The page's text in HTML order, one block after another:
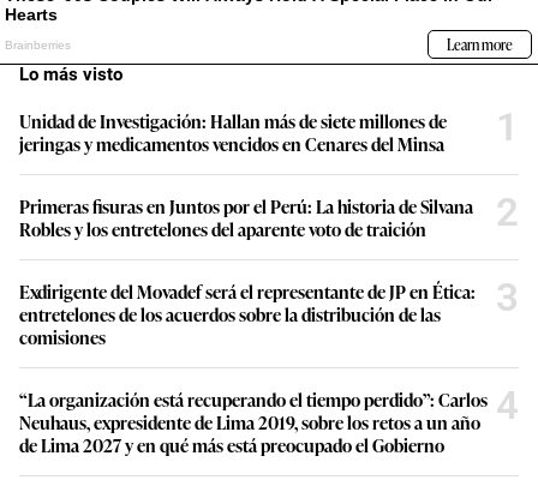
Lo más visto
Unidad de Investigación: Hallan más de siete millones de
jeringas y medicamentos vencidos en Cenares del Minsa
1
Primeras fisuras en Juntos por el Perú: La historia de Silvana
Robles y los entretelones del aparente voto de traición
2
Exdirigente del Movadef será el representante de JP en Ética:
entretelones de los acuerdos sobre la distribución de las
comisiones
3
“La organización está recuperando el tiempo perdido”: Carlos
Neuhaus, expresidente de Lima 2019, sobre los retos a un año
de Lima 2027 y en qué más está preocupado el Gobierno
4